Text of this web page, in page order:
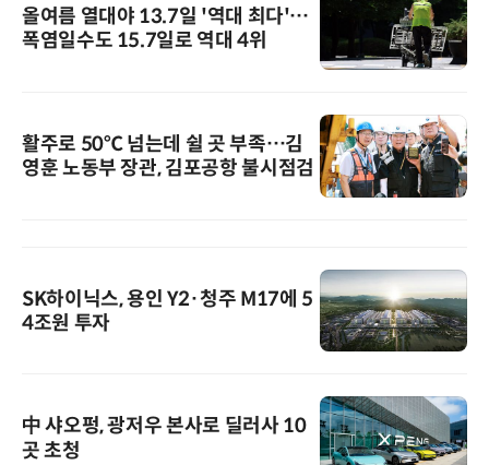
올여름 열대야 13.7일 '역대 최다'…
폭염일수도 15.7일로 역대 4위
활주로 50℃ 넘는데 쉴 곳 부족…김
영훈 노동부 장관, 김포공항 불시점검
SK하이닉스, 용인 Y2·청주 M17에 5
4조원 투자
中 샤오펑, 광저우 본사로 딜러사 10
곳 초청